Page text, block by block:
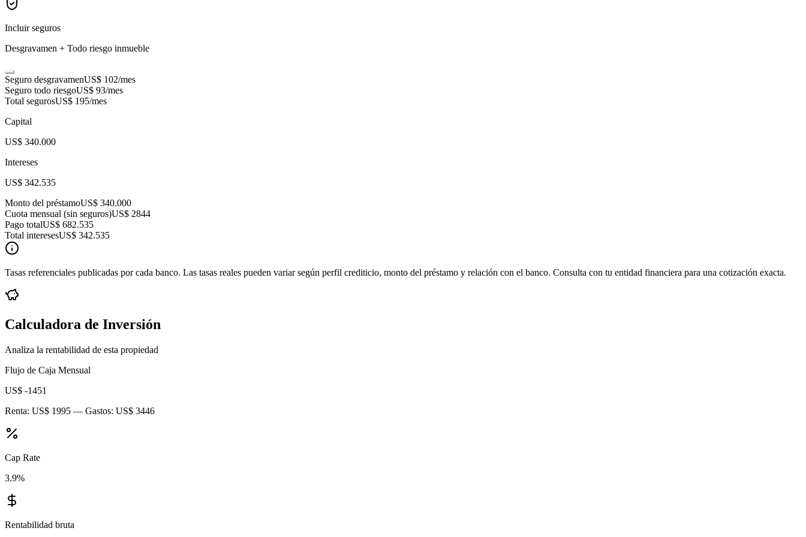
Incluir seguros
Desgravamen + Todo riesgo inmueble
Seguro desgravamenUS$ 102/mes
Seguro todo riesgoUS$ 93/mes
Total segurosUS$ 195/mes
Capital
US$ 340.000
Intereses
US$ 342.535
Monto del préstamoUS$ 340.000
Cuota mensual (sin seguros)US$ 2844
Pago totalUS$ 682.535
Total interesesUS$ 342.535
Tasas referenciales publicadas por cada banco. Las tasas reales pueden variar según perfil crediticio, monto del préstamo y relación con el banco. Consulta con tu entidad financiera para una cotización exacta.
Calculadora de Inversión
Analiza la rentabilidad de esta propiedad
Flujo de Caja Mensual
US$ -1451
Renta: US$ 1995 — Gastos: US$ 3446
Cap Rate
3.9%
Rentabilidad bruta